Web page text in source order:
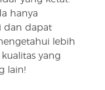
hanya
dan dapat
lebih
yang
lain!